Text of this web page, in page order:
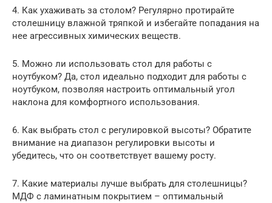
4. Как ухаживать за столом? Регулярно протирайте
столешницу влажной тряпкой и избегайте попадания на
нее агрессивных химических веществ.
5. Можно ли использовать стол для работы с
ноутбуком? Да, стол идеально подходит для работы с
ноутбуком, позволяя настроить оптимальный угол
наклона для комфортного использования.
6. Как выбрать стол с регулировкой высоты? Обратите
внимание на диапазон регулировки высоты и
убедитесь, что он соответствует вашему росту.
7. Какие материалы лучше выбрать для столешницы?
МДФ с ламинатным покрытием – оптимальный